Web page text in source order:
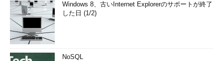
Windows 8、古いInternet Explorerのサポートが終了
した日 (1/2)
NoSQL